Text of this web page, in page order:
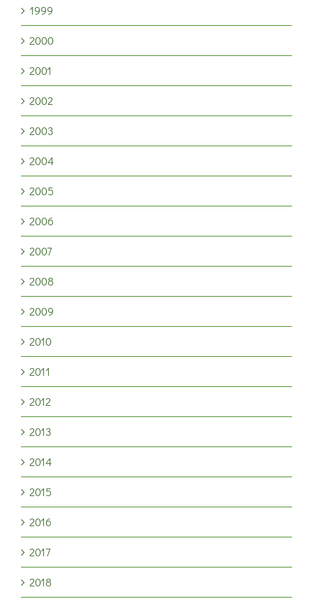
1999
2000
2001
2002
2003
2004
2005
2006
2007
2008
2009
2010
2011
2012
2013
2014
2015
2016
2017
2018